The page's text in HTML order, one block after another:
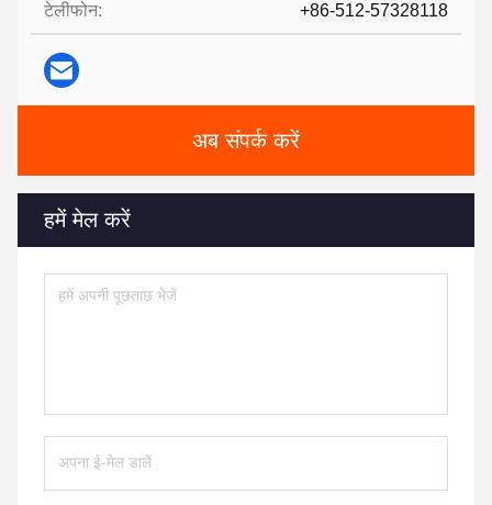
टेलीफोन: +86-512-57328118
अब संपर्क करें
हमें मेल करें